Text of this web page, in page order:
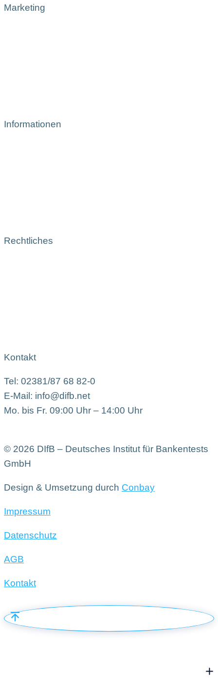
Marketing
Informationen
Rechtliches
Kontakt
Tel: 02381/87 68 82-0
E-Mail: info@difb.net
Mo. bis Fr. 09:00 Uhr – 14:00 Uhr
© 2026 DIfB – Deutsches Institut für Bankentests
GmbH
Design & Umsetzung durch Conbay
Impressum
Datenschutz
AGB
Kontakt